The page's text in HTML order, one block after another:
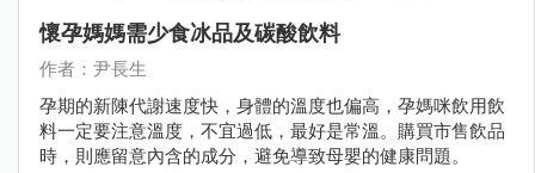
懷孕媽媽需少食冰品及碳酸飲料
作者：尹長生
孕期的新陳代謝速度快，身體的溫度也偏高，孕媽咪飲用飲
料一定要注意溫度，不宜過低，最好是常溫。購買市售飲品
時，則應留意內含的成分，避免導致母嬰的健康問題。